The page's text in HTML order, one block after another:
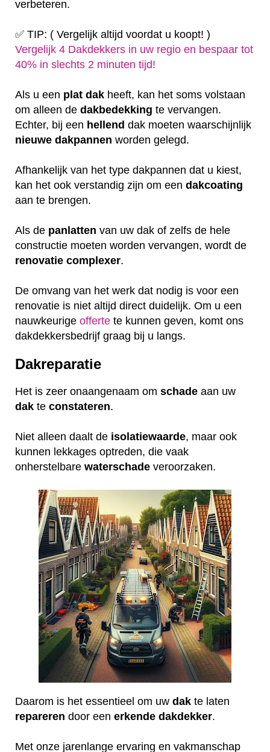
verbeteren.
✅ TIP: ( Vergelijk altijd voordat u koopt! )
Vergelijk 4 Dakdekkers in uw regio en bespaar tot
40% in slechts 2 minuten tijd!
Als u een plat dak heeft, kan het soms volstaan
om alleen de dakbedekking te vervangen.
Echter, bij een hellend dak moeten waarschijnlijk
nieuwe dakpannen worden gelegd.
Afhankelijk van het type dakpannen dat u kiest,
kan het ook verstandig zijn om een dakcoating
aan te brengen.
Als de panlatten van uw dak of zelfs de hele
constructie moeten worden vervangen, wordt de
renovatie complexer.
De omvang van het werk dat nodig is voor een
renovatie is niet altijd direct duidelijk. Om u een
nauwkeurige offerte te kunnen geven, komt ons
dakdekkersbedrijf graag bij u langs.
Dakreparatie
Het is zeer onaangenaam om schade aan uw
dak te constateren.
Niet alleen daalt de isolatiewaarde, maar ook
kunnen lekkages optreden, die vaak
onherstelbare waterschade veroorzaken.
Daarom is het essentieel om uw dak te laten
repareren door een erkende dakdekker.
Met onze jarenlange ervaring en vakmanschap